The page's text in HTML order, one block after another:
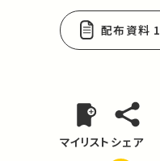
配布資料 1
マイリスト シェア